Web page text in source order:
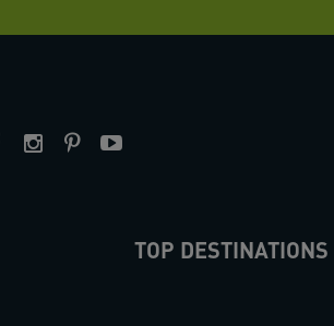
TOP DESTINATIONS